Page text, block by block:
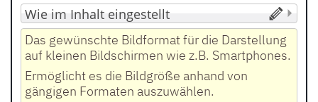
Das gewünschte Bildformat für die Darstellung
auf kleinen Bildschirmen wie z.B. Smartphones.
Ermöglicht es die Bildgröße anhand von
gängigen Formaten auszuwählen.